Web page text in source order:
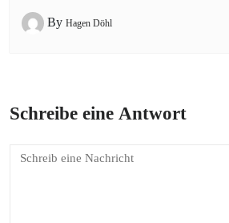
By Hagen Döhl
Schreibe eine Antwort